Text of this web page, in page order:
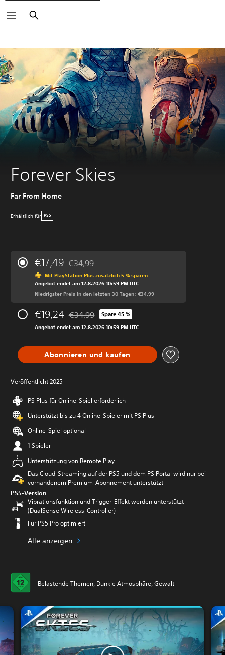
Suchen
Forever Skies
Far From Home
Erhältlich für PS5
€17,49 Preisnachlass gegenüber dem Originalpreis
€34,99
Mit PlayStation Plus zusätzlich 5 % sparen
Angebot endet am 12.8.2026 10:59 PM UTC
Niedrigster Preis in den letzten 30 Tagen: €34,99
€19,24 Preisnachlass gegenüber dem Originalpreis
€34,99 Spare 45 %
Angebot endet am 12.8.2026 10:59 PM UTC
Abonnieren und kaufen
Veröffentlicht 2025
PS Plus für Online-Spiel erforderlich
Unterstützt bis zu 4 Online-Spieler mit PS Plus
Online-Spiel optional
1 Spieler
Unterstützung von Remote Play
Das Cloud-Streaming auf der PS5 und dem PS Portal wird nur bei
vorhandenem Premium-Abonnement unterstützt
PS5-Version
Vibrationsfunktion und Trigger-Effekt werden unterstützt
(DualSense Wireless-Controller)
Für PS5 Pro optimiert
Alle anzeigen
Belastende Themen, Dunkle Atmosphäre, Gewalt